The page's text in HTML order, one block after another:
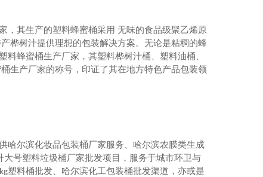
尔滨工程管
，其生产的塑料蜂蜜桶采用 无味的食品级聚乙烯原
桦树汁提供理想的包装解决方案。无论是粘稠的蜂
蜂蜜桶生产厂家，其塑料桦树汁桶、塑料油桶、
生产厂家的称号，印证了其在地方特色产品包装领
哈尔滨化妆品包装桶厂家服务、哈尔滨农膜类生成
大号塑料垃圾桶厂家批发项目，服务于城市环卫与
塑料桶批发、哈尔滨化工包装桶批发渠道，亦或是